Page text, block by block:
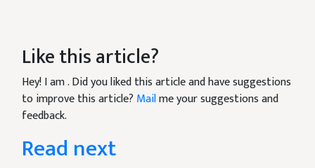
Like this article?
Hey! I am. Did you liked this article and have suggestions
to improve this article? Mailme your suggestions and
feedback.
Read next